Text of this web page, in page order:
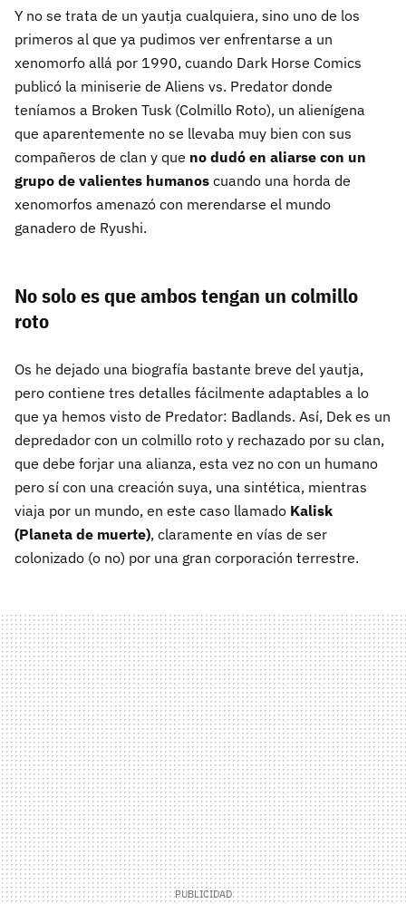
Y no se trata de un yautja cualquiera, sino uno de los
primeros al que ya pudimos ver enfrentarse a un
xenomorfo allá por 1990, cuando Dark Horse Comics
publicó la miniserie de Aliens vs. Predator donde
teníamos a Broken Tusk (Colmillo Roto), un alienígena
que aparentemente no se llevaba muy bien con sus
compañeros de clan y que no dudó en aliarse con un
grupo de valientes humanos cuando una horda de
xenomorfos amenazó con merendarse el mundo
ganadero de Ryushi.
No solo es que ambos tengan un colmillo
roto
Os he dejado una biografía bastante breve del yautja,
pero contiene tres detalles fácilmente adaptables a lo
que ya hemos visto de Predator: Badlands. Así, Dek es un
depredador con un colmillo roto y rechazado por su clan,
que debe forjar una alianza, esta vez no con un humano
pero sí con una creación suya, una sintética, mientras
viaja por un mundo, en este caso llamado Kalisk
(Planeta de muerte), claramente en vías de ser
colonizado (o no) por una gran corporación terrestre.